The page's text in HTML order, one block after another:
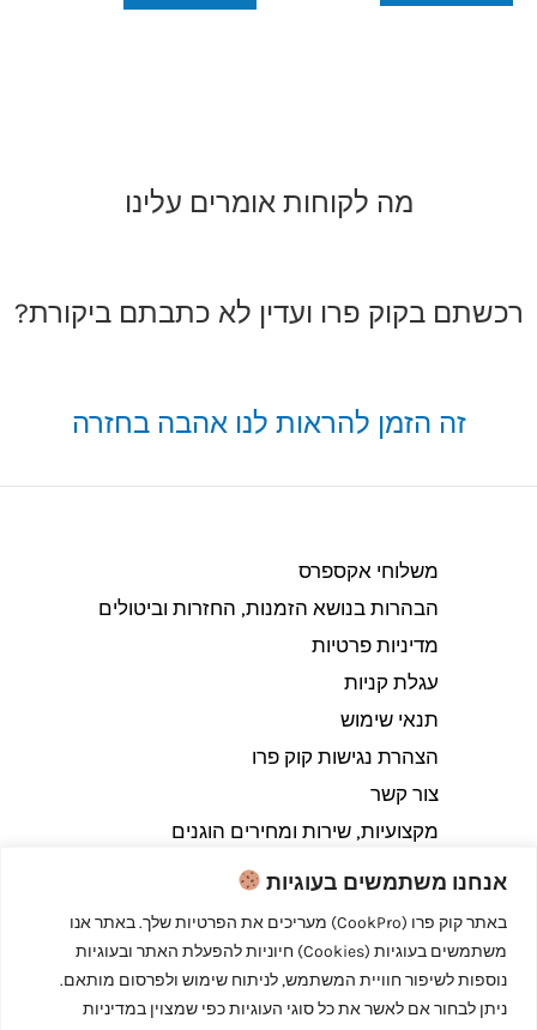
אנחנו משתמשים בעוגיות
באתר קוק פרו (CookPro) מעריכים את הפרטיות שלך. באתר אנו
משתמשים בעוגיות (Cookies) חיוניות להפעלת האתר ובעוגיות
נוספות לשיפור חוויית המשתמש, לניתוח שימוש ולפרסום מותאם.
ניתן לבחור אם לאשר את כל סוגי העוגיות כפי שמצוין במדיניות
מה לקוחות אומרים עלינו
רכשתם בקוק פרו ועדין לא כתבתם ביקורת?
זה הזמן להראות לנו אהבה בחזרה
משלוחי אקספרס
הבהרות בנושא הזמנות, החזרות וביטולים​
מדיניות פרטיות
עגלת קניות
תנאי שימוש
הצהרת נגישות קוק פרו
צור קשר
מקצועיות, שירות ומחירים הוגנים
Copyright © 2026 קוק פרו - לבשל כמו מקצוענים